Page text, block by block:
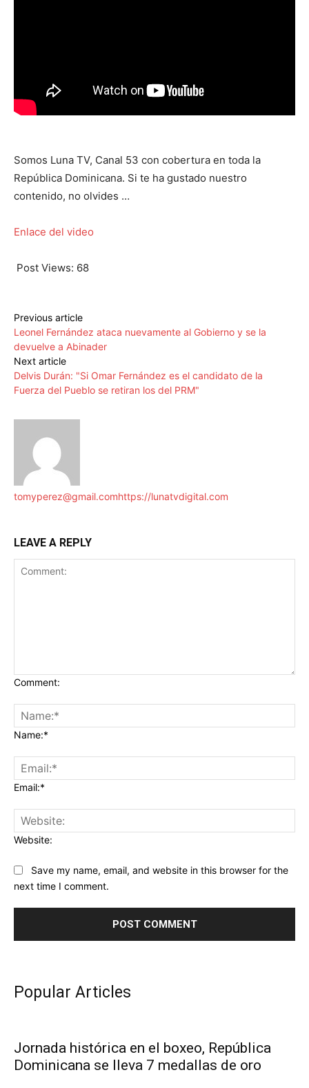
Somos Luna TV, Canal 53 con cobertura en toda la
República Dominicana. Si te ha gustado nuestro
contenido, no olvides …
Enlace del video
Post Views: 68
Previous article
Leonel Fernández ataca nuevamente al Gobierno y se la
devuelve a Abinader
Next article
Delvis Durán: "Si Omar Fernández es el candidato de la
Fuerza del Pueblo se retiran los del PRM"
tomyperez@gmail.comhttps://lunatvdigital.com
LEAVE A REPLY
Comment:
Name:*
Email:*
Website:
Save my name, email, and website in this browser for the
next time I comment.
Popular Articles
Jornada histórica en el boxeo, República
Dominicana se lleva 7 medallas de oro